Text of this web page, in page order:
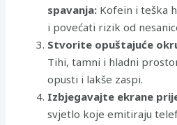
spavanja: Kofein i teška
i povećati rizik od
Stvorite opuštajuće
Tihi, tamni i hladni
opusti i lakše zaspi.
Izbjegavajte ekrane
svjetlo koje emitiraju